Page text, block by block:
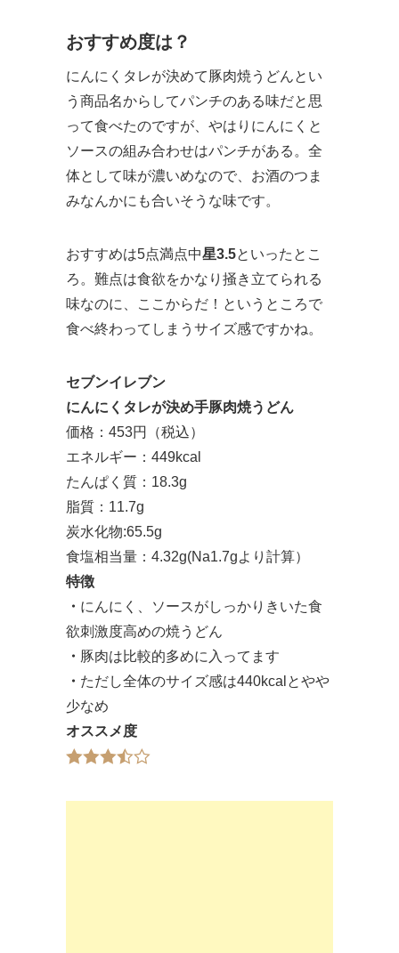
おすすめ度は？
にんにくタレが決めて豚肉焼うどんとい
う商品名からしてパンチのある味だと思
って食べたのですが、やはりにんにくと
ソースの組み合わせはパンチがある。全
体として味が濃いめなので、お酒のつま
みなんかにも合いそうな味です。
おすすめは5点満点中星3.5といったとこ
ろ。難点は食欲をかなり掻き立てられる
味なのに、ここからだ！というところで
食べ終わってしまうサイズ感ですかね。
セブンイレブン
にんにくタレが決め手豚肉焼うどん
価格：453円（税込）
エネルギー：449kcal
たんぱく質：18.3g
脂質：11.7g
炭水化物:65.5g
食塩相当量：4.32g(Na1.7gより計算）
特徴
・ にんにく、ソースがしっかりきいた食
欲刺激度高めの焼うどん
・ 豚肉は比較的多めに入ってます
・ ただし全体のサイズ感は440kcalとやや
少なめ
オススメ度